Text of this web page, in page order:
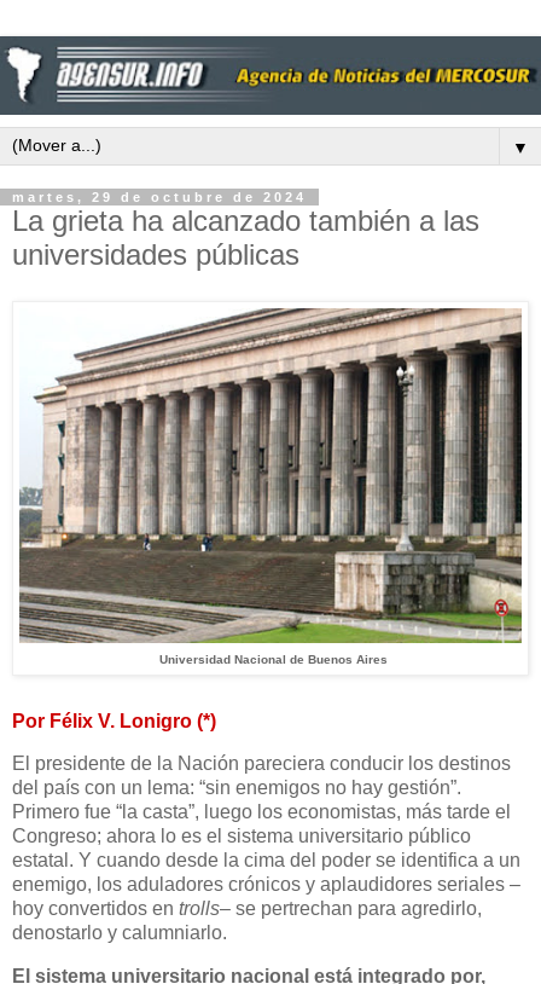
▼
martes, 29 de octubre de 2024
La grieta ha alcanzado también a las
universidades públicas
Universidad Nacional de Buenos Aires
Por Félix V. Lonigro (*)
El presidente de la Nación pareciera conducir los destinos
del país con un lema: “sin enemigos no hay gestión”.
Primero fue “la casta”, luego los economistas, más tarde el
Congreso; ahora lo es el sistema universitario público
estatal. Y cuando desde la cima del poder se identifica a un
enemigo, los aduladores crónicos y aplaudidores seriales –
hoy convertidos en trolls– se pertrechan para agredirlo,
denostarlo y calumniarlo.
El sistema universitario nacional está integrado por,